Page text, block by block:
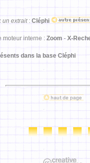
un extrait: Cléphi
moteur interne : Zoom - X-
dans la base Cléphi